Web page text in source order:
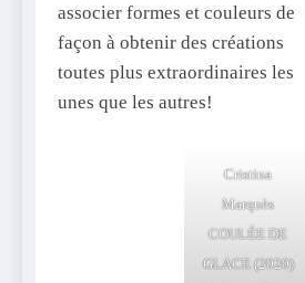
associer formes et couleurs de
façon à obtenir des créations
toutes plus extraordinaires les
unes que les autres!
Cristina
Marquès
COULÉE DE
GLACE (2020)